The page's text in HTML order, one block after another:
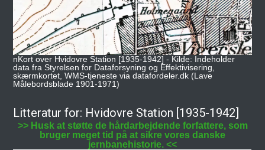
nKort over Hvidovre Station [1935-1942] - Kilde: Indeholder
data fra Styrelsen for Dataforsyning og Effektivisering,
skærmkortet, WMS-tjeneste via datafordeler.dk (Lave
Målebordsblade 1901-1971)
Litteratur for: Hvidovre Station [1935-1942]
>> Husk at støtte de hårdarbejdende forfattere, som
bruger meget tid på at sikre vores danske
jernbanehistorie. <<